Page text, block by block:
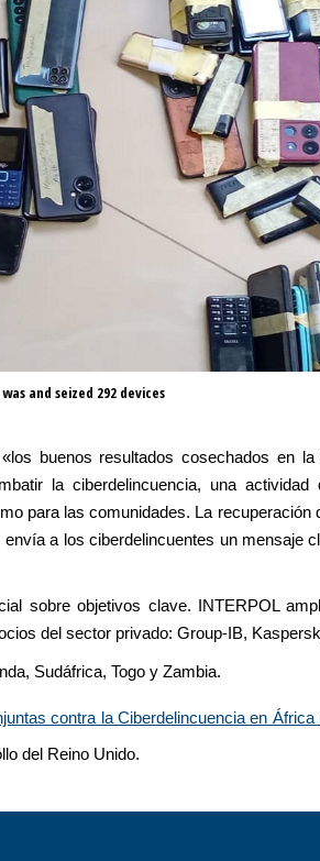
and seized 292 devices
buenos resultados cosechados en
la ciberdelincuencia, una
para las comunidades. La
a los ciberdelincuentes un mensaje
sobre objetivos clave. INTERPOL
del sector privado: Group-IB,
Sudáfrica, Togo y Zambia.
contra la Ciberdelincuencia en África
del Reino Unido.